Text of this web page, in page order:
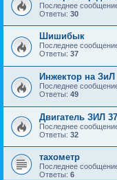
Последнее
Ответы: 30
Шишибык
Последнее
Ответы: 37
Инжектор на ЗиЛ
Последнее
Ответы: 49
Двигатель ЗИЛ
Последнее
Ответы: 32
тахометр
Последнее
Ответы: 6